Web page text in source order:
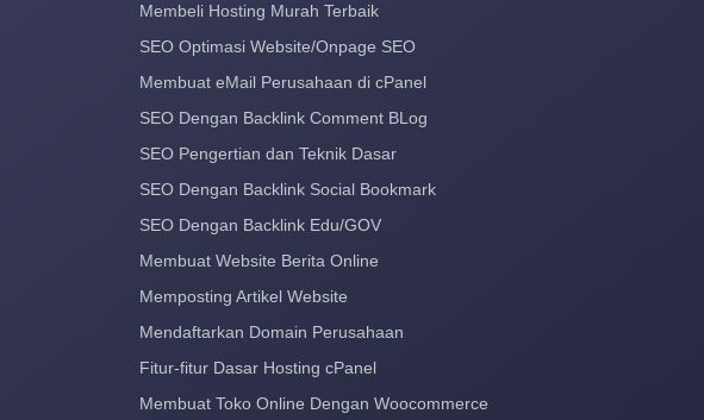
Membeli Hosting Murah Terbaik
SEO Optimasi Website/Onpage SEO
Membuat eMail Perusahaan di cPanel
SEO Dengan Backlink Comment BLog
SEO Pengertian dan Teknik Dasar
SEO Dengan Backlink Social Bookmark
SEO Dengan Backlink Edu/GOV
Membuat Website Berita Online
Memposting Artikel Website
Mendaftarkan Domain Perusahaan
Fitur-fitur Dasar Hosting cPanel
Membuat Toko Online Dengan Woocommerce